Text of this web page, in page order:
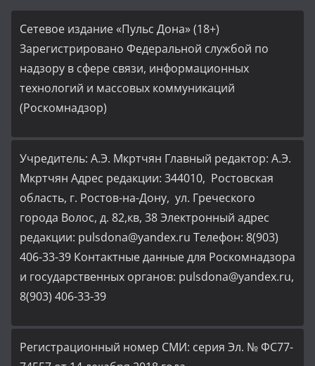
Сетевое издание «Пульс Дона» (18+)
Зарегистрировано Федеральной службой по
надзору в сфере связи, информационных
технологий и массовых коммуникаций
(Роскомнадзор)
Учредитель: А.Э. Мкртчян Главный редактор: А.Э.
Мкртчян Адрес редакции: 344010, Ростовская
область, г. Ростов-на-Дону, ул. Греческого
города Волос, д. 82,кв, 38 Электронный адрес
редакции: pulsdona@yandex.ru Телефон: 8(903)
406-33-39 Контактные данные для Роскомнадзора
и государственных органов: pulsdona@yandex.ru,
8(903) 406-33-39
Регистрационный номер СМИ: серия Эл. № ФС77-